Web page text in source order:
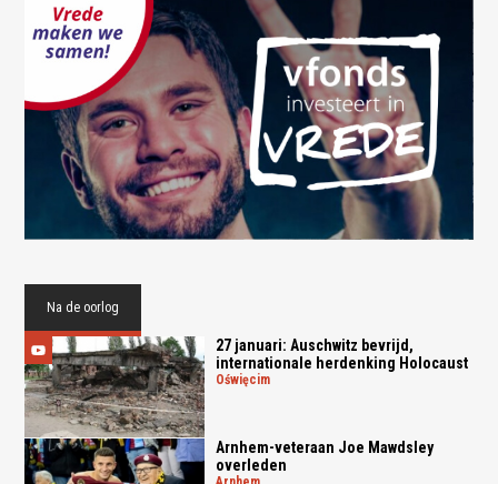
Na de oorlog
27 januari: Auschwitz bevrijd,
internationale herdenking Holocaust
oświęcim
Arnhem-veteraan Joe Mawdsley
overleden